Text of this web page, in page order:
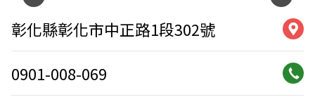
彰化縣彰化市中正路1段302號
0901-008-069